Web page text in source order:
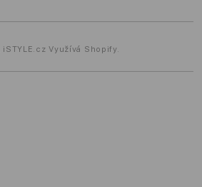
iSTYLE.cz Využívá Shopify.